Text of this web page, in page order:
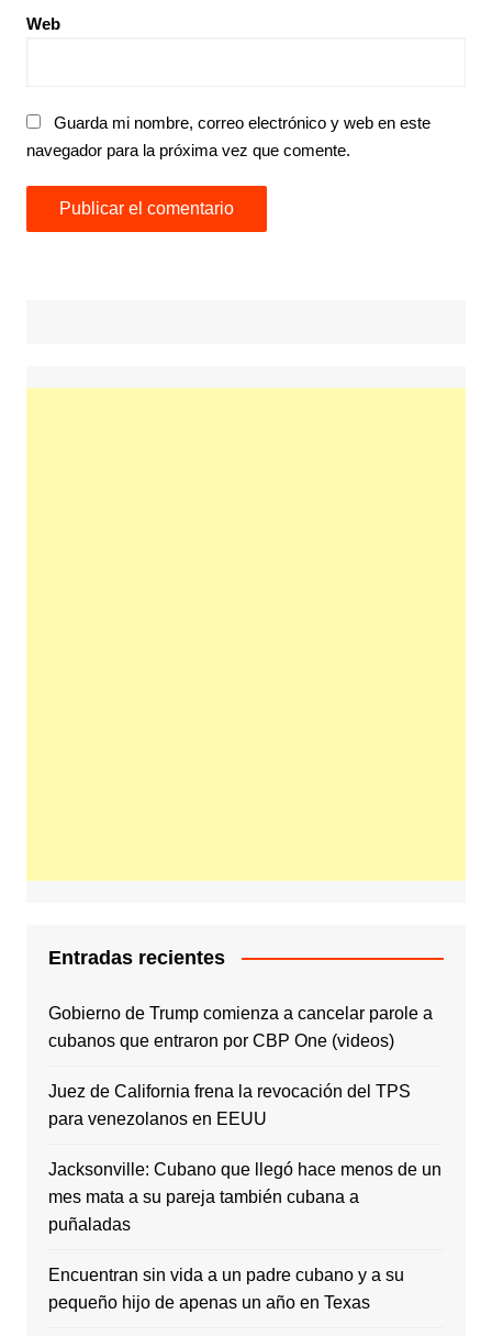
Web
Guarda mi nombre, correo electrónico y web en este
navegador para la próxima vez que comente.
Entradas recientes
Gobierno de Trump comienza a cancelar parole a
cubanos que entraron por CBP One (videos)
Juez de California frena la revocación del TPS
para venezolanos en EEUU
Jacksonville: Cubano que llegó hace menos de un
mes mata a su pareja también cubana a
puñaladas
Encuentran sin vida a un padre cubano y a su
pequeño hijo de apenas un año en Texas